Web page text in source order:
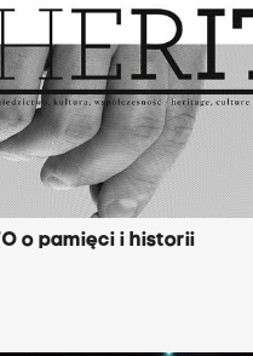
o pamięci i historii